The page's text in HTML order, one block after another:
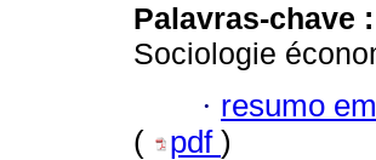
Palavras-chave :
Sociologie
· resumo
(
pdf )